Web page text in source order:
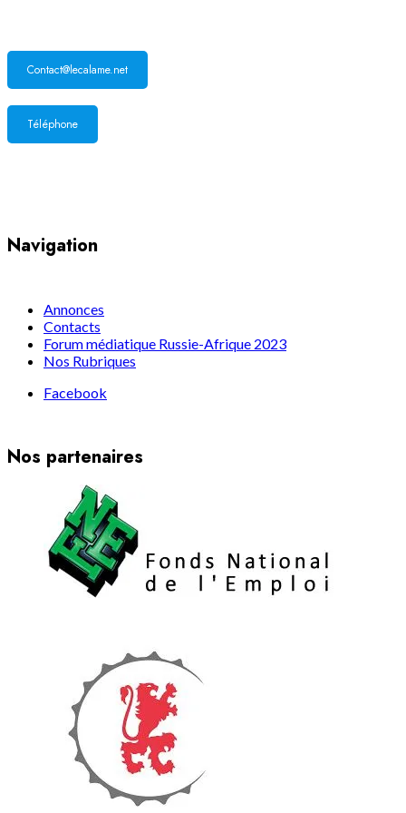
Contact@lecalame.net
Téléphone
Navigation
Annonces
Contacts
Forum médiatique Russie-Afrique 2023
Nos Rubriques
Facebook
Nos partenaires